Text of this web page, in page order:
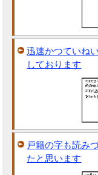
迅速かつていね
しております
戸籍の字も読み
たと思います